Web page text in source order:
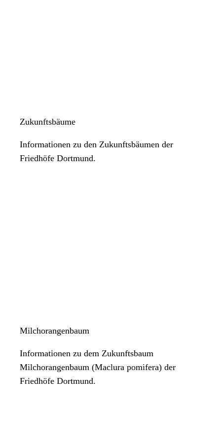
Zukunftsbäume
Informationen zu den Zukunftsbäumen der
Friedhöfe Dortmund.
Milchorangenbaum
Informationen zu dem Zukunftsbaum
Milchorangenbaum (Maclura pomifera) der
Friedhöfe Dortmund.